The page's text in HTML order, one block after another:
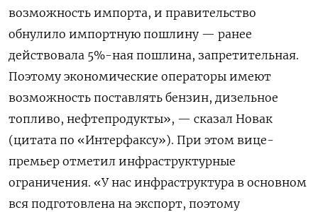
возможность импорта, и правительство
обнулило импортную пошлину — ранее
действовала 5%-ная пошлина, запретительная.
Поэтому экономические операторы имеют
возможность поставлять бензин, дизельное
топливо, нефтепродукты», — сказал Новак
(цитата по «Интерфаксу»). При этом вице-
премьер отметил инфраструктурные
ограничения. «У нас инфраструктура в основном
вся подготовлена на экспорт, поэтому